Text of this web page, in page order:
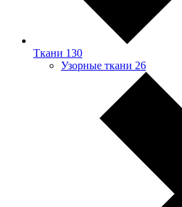
Ткани 130
Узорные ткани 26